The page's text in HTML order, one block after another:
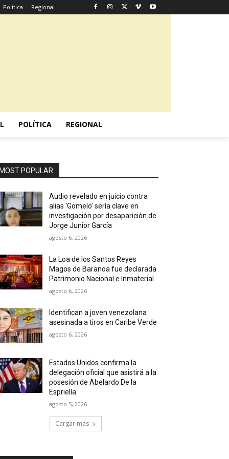
Política Regional
POLÍTICA REGIONAL
MOST POPULAR
Audio revelado en juicio contra
alias ‘Gomelo’ sería clave en
investigación por desaparición de
Jorge Junior García
agosto 6, 2026
La Loa de los Santos Reyes
Magos de Baranoa fue declarada
Patrimonio Nacional e Inmaterial
agosto 6, 2026
Identifican a joven venezolana
asesinada a tiros en Caribe Verde
agosto 6, 2026
Estados Unidos confirma la
delegación oficial que asistirá a la
posesión de Abelardo De la
Espriella
agosto 5, 2026
Cargar más